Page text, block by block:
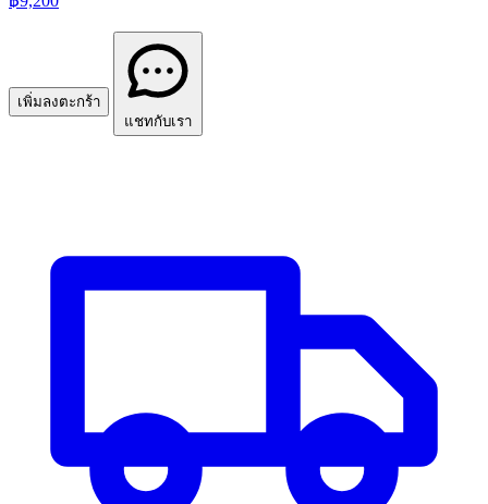
เพิ่มลงตะกร้า
แชทกับเรา